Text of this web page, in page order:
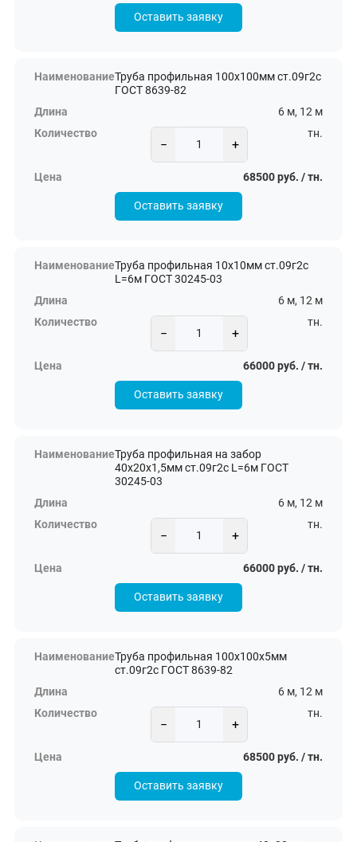
Оставить заявку
Труба профильная 100х100мм ст.09г2с
ГОСТ 8639-82
6 м, 12 м
− +
тн.
68500 руб. / тн.
Оставить заявку
Труба профильная 10х10мм ст.09г2с
L=6м ГОСТ 30245-03
6 м, 12 м
− +
тн.
66000 руб. / тн.
Оставить заявку
Труба профильная на забор
40х20х1,5мм ст.09г2с L=6м ГОСТ
30245-03
6 м, 12 м
− +
тн.
66000 руб. / тн.
Оставить заявку
Труба профильная 100х100х5мм
ст.09г2с ГОСТ 8639-82
6 м, 12 м
− +
тн.
68500 руб. / тн.
Оставить заявку